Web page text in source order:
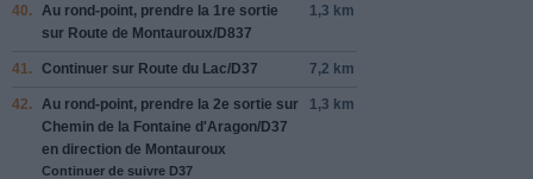
40. Au rond-point, prendre la 1re sortie
sur Route de Montauroux/D837
1,3 km
41. Continuer sur Route du Lac/D37 7,2 km
42. Au rond-point, prendre la 2e sortie sur
Chemin de la Fontaine d'Aragon/D37
en direction de Montauroux
Continuer de suivre D37
1,3 km